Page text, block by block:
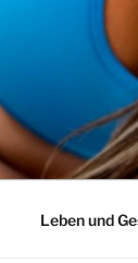
Leben und